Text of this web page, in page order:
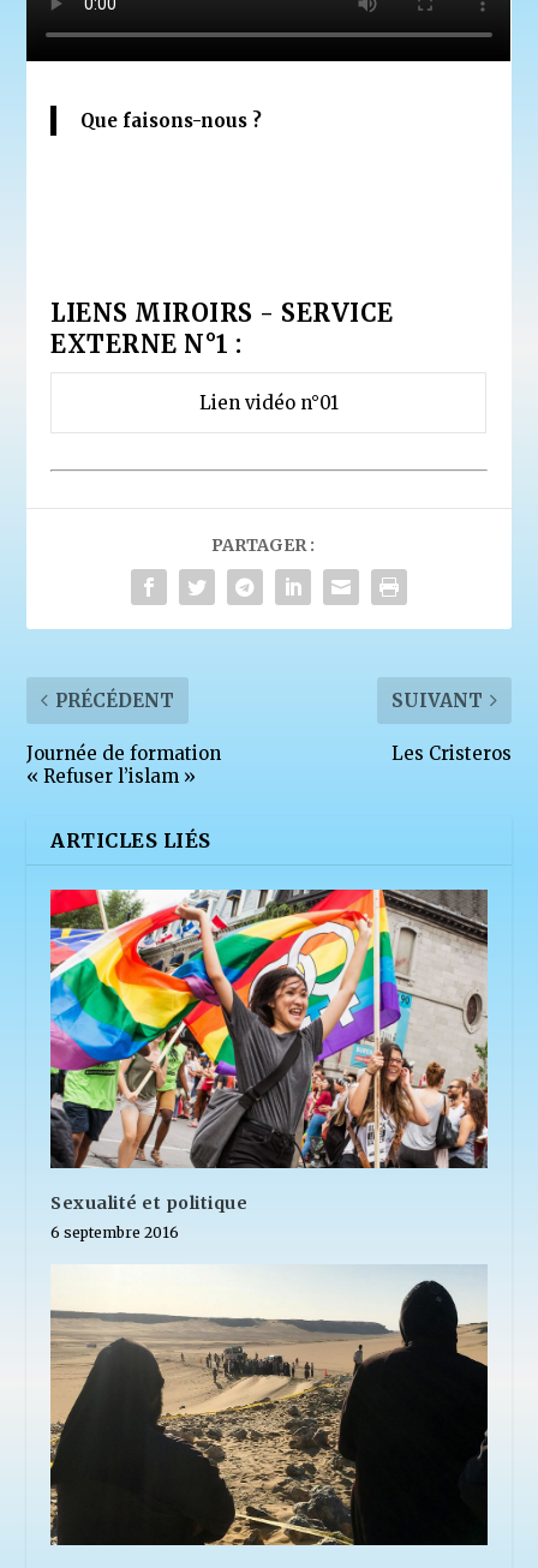
Que faisons-nous ?
LIENS MIROIRS - SERVICE
EXTERNE N°1 :
Lien vidéo n°01
PARTAGER :
PRÉCÉDENT
Journée de formation
« Refuser l’islam »
SUIVANT
Les Cristeros
ARTICLES LIÉS
Sexualité et politique
6 septembre 2016